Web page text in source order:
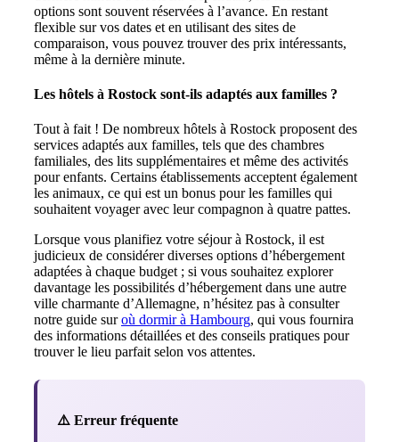
options sont souvent réservées à l’avance. En restant
flexible sur vos dates et en utilisant des sites de
comparaison, vous pouvez trouver des prix intéressants,
même à la dernière minute.
Les hôtels à Rostock sont-ils adaptés aux familles ?
Tout à fait ! De nombreux hôtels à Rostock proposent des
services adaptés aux familles, tels que des chambres
familiales, des lits supplémentaires et même des activités
pour enfants. Certains établissements acceptent également
les animaux, ce qui est un bonus pour les familles qui
souhaitent voyager avec leur compagnon à quatre pattes.
Lorsque vous planifiez votre séjour à Rostock, il est
judicieux de considérer diverses options d’hébergement
adaptées à chaque budget ; si vous souhaitez explorer
davantage les possibilités d’hébergement dans une autre
ville charmante d’Allemagne, n’hésitez pas à consulter
notre guide suroù dormir à Hambourg, qui vous fournira
des informations détaillées et des conseils pratiques pour
trouver le lieu parfait selon vos attentes.
⚠️ Erreur fréquente